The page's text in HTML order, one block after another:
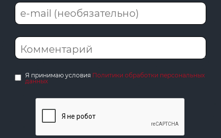
Я принимаю условия Политики обработки персональных
данных